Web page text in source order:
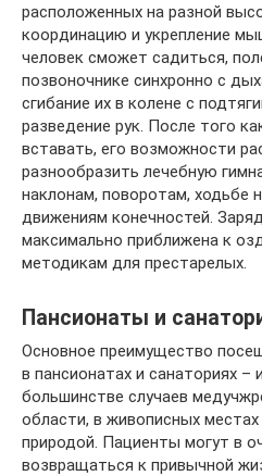
расположенных на разной
координацию и укрепление
человек сможет садиться,
позвоночнике синхронно с
сгибание их в колене с
разведение рук. После того
вставать, его возможности
разнообразить лечебную
наклонам, поворотам, ходьбе
движениям конечностей.
максимально приближена к
методикам для престарелых.
Пансионаты и
Основное преимущество
в пансионатах и санаториях –
большинстве случаев
области, в живописных
природой. Пациенты могут в
возвращаться к привычной